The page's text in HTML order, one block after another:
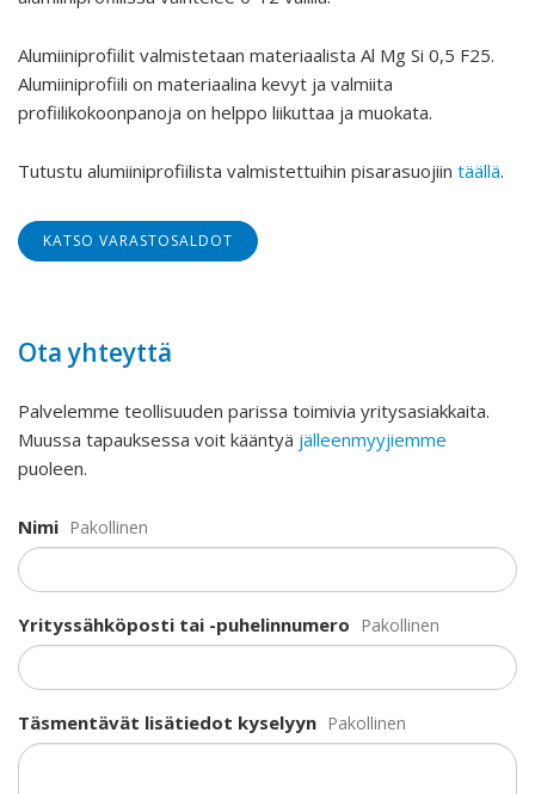
Alumiiniprofiilit valmistetaan materiaalista Al Mg Si 0,5 F25.
Alumiiniprofiili on materiaalina kevyt ja valmiita
profiilikokoonpanoja on helppo liikuttaa ja muokata.
Tutustu alumiiniprofiilista valmistettuihin pisarasuojiin täällä.
KATSO VARASTOSALDOT
Ota yhteyttä
Palvelemme teollisuuden parissa toimivia yritysasiakkaita.
Muussa tapauksessa voit kääntyä jälleenmyyjiemme
puoleen.
Nimi Pakollinen
Yrityssähköposti tai -puhelinnumero Pakollinen
Täsmentävät lisätiedot kyselyyn Pakollinen